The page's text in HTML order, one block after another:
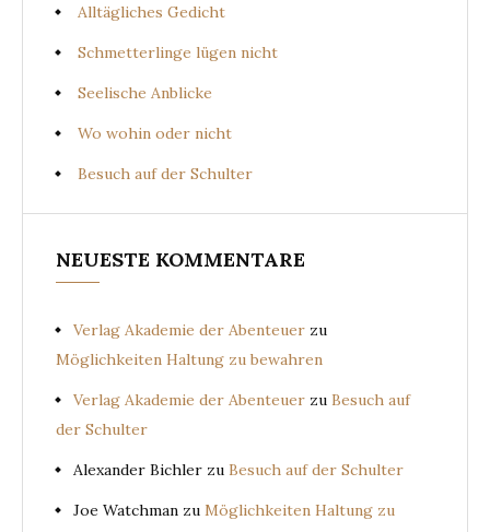
Alltägliches Gedicht
Schmetterlinge lügen nicht
Seelische Anblicke
Wo wohin oder nicht
Besuch auf der Schulter
NEUESTE KOMMENTARE
Verlag Akademie der Abenteuer zu
Möglichkeiten Haltung zu bewahren
Verlag Akademie der Abenteuer zu Besuch auf
der Schulter
Alexander Bichler zu Besuch auf der Schulter
Joe Watchman zu Möglichkeiten Haltung zu